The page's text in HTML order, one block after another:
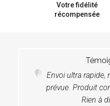
Votre fidélité
récompensée
Envoi ultra rapide,
prévue. Produit
Rien à